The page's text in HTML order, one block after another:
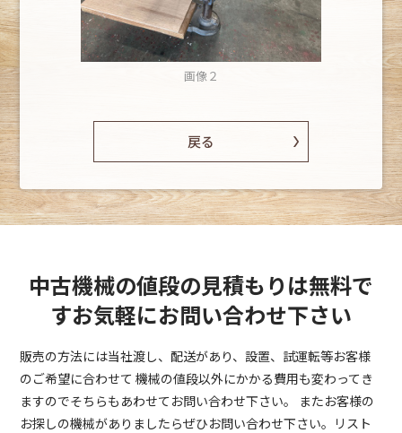
画像２
戻る
中古機械の値段の見積もりは無料で
すお気軽にお問い合わせ下さい
販売の方法には当社渡し、配送があり、設置、試運転等お客様
のご希望に合わせて 機械の値段以外にかかる費用も変わってき
ますのでそちらもあわせてお問い合わせ下さい。
またお客様の
お探しの機械がありましたらぜひお問い合わせ下さい。リスト